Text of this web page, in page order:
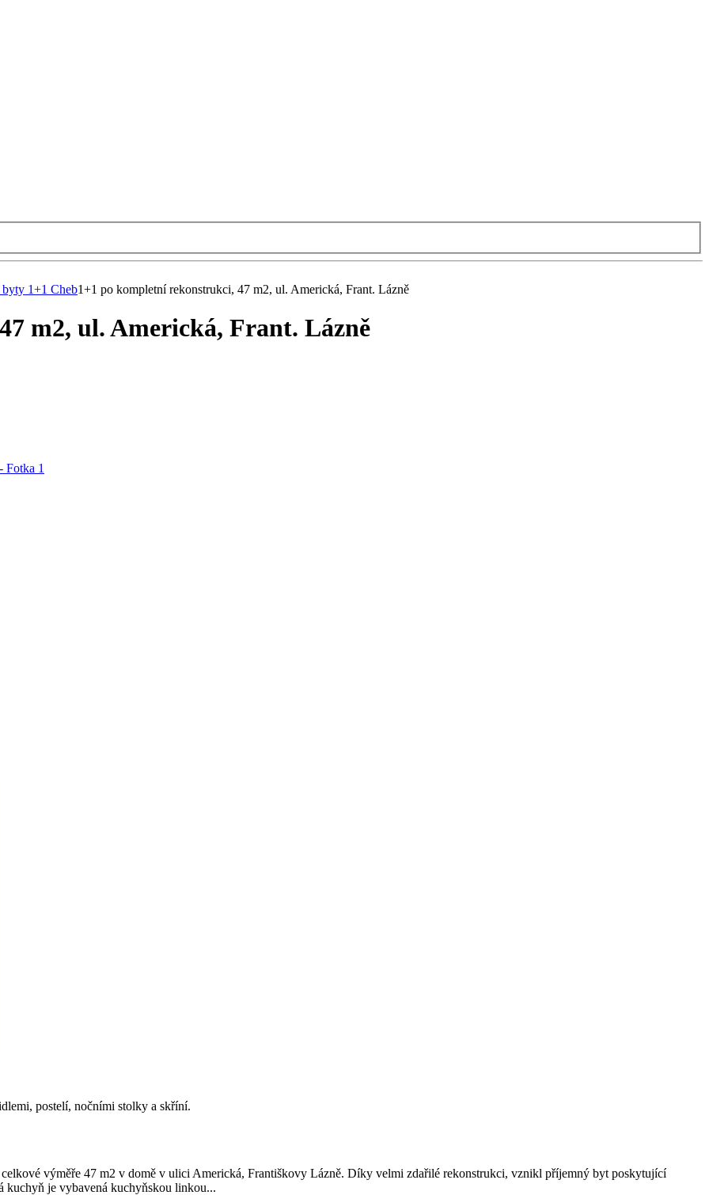
byty 1+1 Cheb1+1 po kompletní rekonstrukci, 47 m2, ul. Americká, Frant. Lázně
m2, ul. Americká, Frant. Lázně
postelí, nočními stolky a skříní.
výměře 47 m2 v domě v ulici Americká, Františkovy Lázně. Díky velmi zdařilé rekonstrukci, vznikl příjemný byt poskytující
kuchyň je vybavená kuchyňskou linkou...